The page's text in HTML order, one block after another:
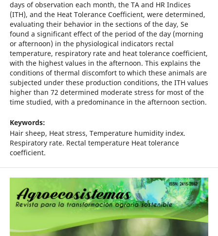
days of observation each month, the TA and HR Indices
(ITH), and the Heat Tolerance Coefficient, were determined,
evaluating their behavior in the sections of the day, Se
found a significant effect of the period of the day (morning
or afternoon) in the physiological indicators rectal
temperature, respiratory rate and heat tolerance coefficient,
with the highest values in the afternoon. This explains the
conditions of thermal discomfort to which these animals are
subjected under these production conditions, the ITH values
higher than 72 determined moderate stress for most of the
time studied, with a predominance in the afternoon section.
Keywords:
Hair sheep, Heat stress, Temperature humidity index.
Respiratory rate. Rectal temperature Heat tolerance
coefficient.